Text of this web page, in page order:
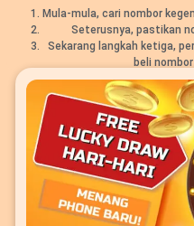
Mula-mula, cari nombor
Seterusnya, pastikan
Sekarang langkah ketiga,
beli